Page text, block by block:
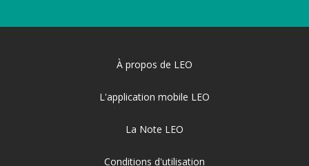
À propos de LEO
L'application mobile LEO
La Note LEO
Conditions d'utilisation